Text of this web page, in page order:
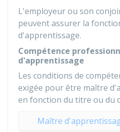
L'employeur ou son
peuvent assurer la
d'apprentissage.
Compétence
d'apprentissage
Les conditions de
exigée pour être maître
en fonction du titre ou du
Maître